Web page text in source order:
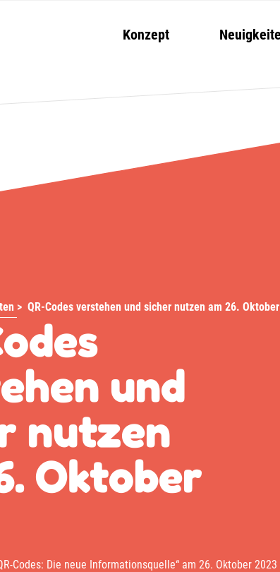
Konzept
>QR-Codes verstehen und sicher nutzen am 26.
und
nutzen
Oktober
Codes: Die neue Informationsquelle“ am 26. Oktober 2023